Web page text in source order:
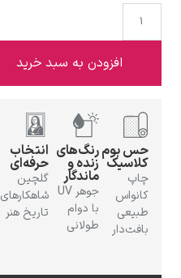
ادگار دگا
لودویگ دویچ
افزودن به سبد خرید
حس بوم
کلاسیک
چاپ
کانواس
طبیعی
بافت‌دار
رنگ‌های
زنده و
ماندگار
جوهر UV
با دوام
طولانی
انتخاب
حرفه‌ای
گلچین
شاهکارهای
تاریخ هنر